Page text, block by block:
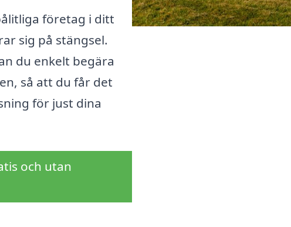
företag i ditt
sig på stängsel.
du enkelt begära
så att du får det
för just dina
och utan